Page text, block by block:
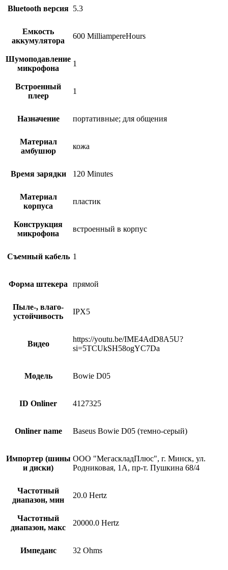
Bluetooth версия 5.3
Емкость
аккумулятора
600 MilliampereHours
Шумоподавление
микрофона
1
Встроенный
плеер
1
Назначение портативные; для общения
Материал
амбушюр
кожа
Время зарядки 120 Minutes
Материал
корпуса
пластик
Конструкция
микрофона
встроенный в корпус
Съемный кабель 1
Форма штекера прямой
Пыле-, влаго-
устойчивость
IPX5
Видео
https://youtu.be/IME4AdD8A5U?
si=5TCUkSH58ogYC7Da
Модель Bowie D05
ID Onliner 4127325
Onliner name Baseus Bowie D05 (темно-серый)
Импортер (шины
и диски)
ООО "МегаскладПлюс", г. Минск, ул.
Родниковая, 1А, пр-т. Пушкина 68/4
Частотный
диапазон, мин
20.0 Hertz
Частотный
диапазон, макс
20000.0 Hertz
Импеданс 32 Ohms